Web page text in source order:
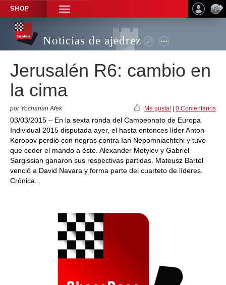
SHOP
TOGGLE
NAVIGATION
Noticias de ajedrez
Jerusalén R6: cambio en
la cima
por Yochanan Afek Me gusta! 0 Comentarios
03/03/2015 – En la sexta ronda del Campeonato de Europa
Individual 2015 disputada ayer, el hasta entonces líder Anton
Korobov perdió con negras contra Ian Nepomniachtchi y tuvo
que ceder el mando a éste. Alexander Motylev y Gabriel
Sargissian ganaron sus respectivas partidas. Mateusz Bartel
venció a David Navara y forma parte del cuarteto de líderes.
Crónica...